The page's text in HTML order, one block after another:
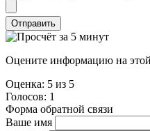
Отправить
Оцените информацию на
Оценка: 5 из 5
Голосов: 1
Форма обратной связи
Ваше имя